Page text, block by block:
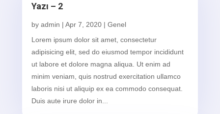
Yazı – 2
by admin | Apr 7, 2020| Genel
Lorem ipsum dolor sit amet, consectetur
adipisicing elit, sed do eiusmod tempor incididunt
ut labore et dolore magna aliqua. Ut enim ad
minim veniam, quis nostrud exercitation ullamco
laboris nisi ut aliquip ex ea commodo consequat.
Duis aute irure dolor in...